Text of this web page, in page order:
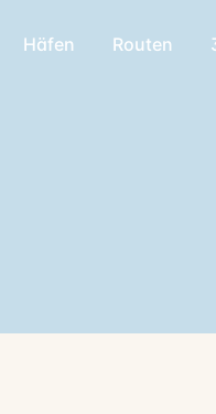
Häfen Routen